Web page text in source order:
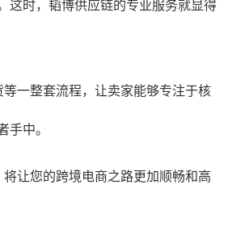
这时，韬博供应链的专业服务就显得
一整套流程，让卖家能够专注于核
中。
让您的跨境电商之路更加顺畅和高